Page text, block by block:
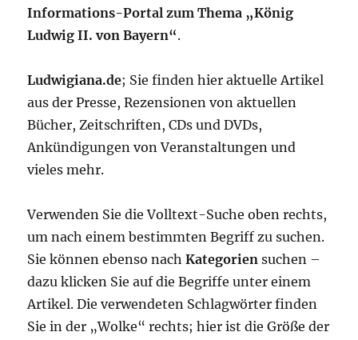
Informations-Portal zum Thema „König
Ludwig II. von Bayern“.
Ludwigiana.de; Sie finden hier aktuelle Artikel
aus der Presse, Rezensionen von aktuellen
Bücher, Zeitschriften, CDs und DVDs,
Ankündigungen von Veranstaltungen und
vieles mehr.
Verwenden Sie die Volltext-Suche oben rechts,
um nach einem bestimmten Begriff zu suchen.
Sie können ebenso nachKategorien suchen –
dazu klicken Sie auf die Begriffe unter einem
Artikel. Die verwendeten Schlagwörter finden
Sie in der „Wolke“ rechts; hier ist die Größe der